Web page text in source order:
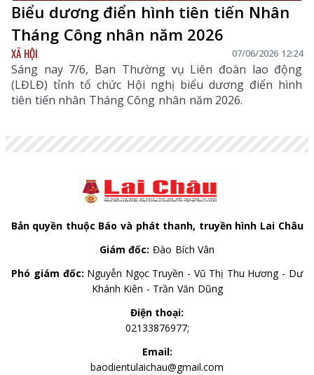
Biểu dương điển hình tiên tiến Nhân
Tháng Công nhân năm 2026
XÃ HỘI 07/06/2026 12:24
Sáng nay 7/6, Ban Thường vụ Liên đoàn lao động
(LĐLĐ) tỉnh tổ chức Hội nghị biểu dương điển hình
tiên tiến nhân Tháng Công nhân năm 2026.
Bản quyền thuộc Báo và phát thanh, truyền hình Lai Châu
Giám đốc: Đào Bích Vân
Phó giám đốc: Nguyễn Ngọc Truyền - Vũ Thị Thu Hương - Dư
Khánh Kiên - Trần Văn Dũng
Điện thoại:
02133876977;
Email:
baodientulaichau@gmail.com